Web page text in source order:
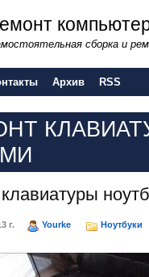
сборка и
Архив RSS
г. Yourke Ноутбуки